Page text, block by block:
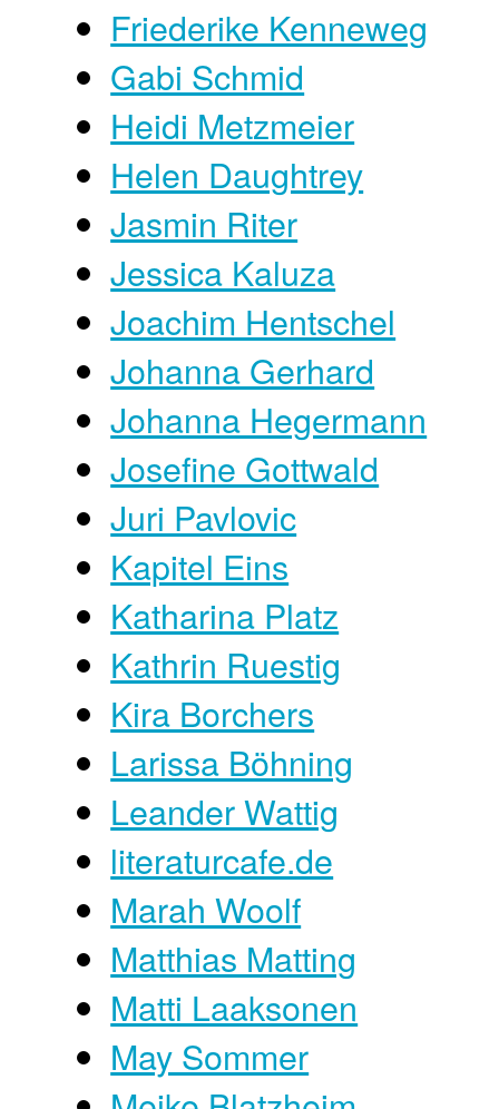
Friederike Kenneweg
Gabi Schmid
Heidi Metzmeier
Helen Daughtrey
Jasmin Riter
Jessica Kaluza
Joachim Hentschel
Johanna Gerhard
Johanna Hegermann
Josefine Gottwald
Juri Pavlovic
Kapitel Eins
Katharina Platz
Kathrin Ruestig
Kira Borchers
Larissa Böhning
Leander Wattig
literaturcafe.de
Marah Woolf
Matthias Matting
Matti Laaksonen
May Sommer